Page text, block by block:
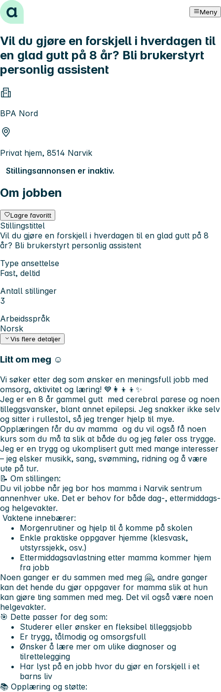
Hopp til innhold Meny
Vil du gjøre en forskjell i hverdagen til
en glad gutt på 8 år? Bli brukerstyrt
personlig assistent
BPA Nord
Privat hjem, 8514 Narvik
Stillingsannonsen er inaktiv.
Om jobben
Lagre favoritt
Stillingstittel
Vil du gjøre en forskjell i hverdagen til en glad gutt på 8
år? Bli brukerstyrt personlig assistent
Type ansettelse
Fast, deltid
Antall stillinger
3
Arbeidsspråk
Norsk
Vis flere detaljer
Litt om meg ☺️
Vi søker etter deg som ønsker en meningsfull jobb med
omsorg, aktivitet og læring! 💙👩‍👦‍👦✨
Jeg er en 8 år gammel gutt med cerebral parese og noen
tilleggsvansker, blant annet epilepsi. Jeg snakker ikke selv
og sitter i rullestol, så jeg trenger hjelp til mye.
Opplæringen får du av mamma og du vil også få noen
kurs som du må ta slik at både du og jeg føler oss trygge.
Jeg er en trygg og ukomplisert gutt med mange interesser
– jeg elsker musikk, sang, svømming, ridning og å være
ute på tur.
📝 Om stillingen:
Du vil jobbe når jeg bor hos mamma i Narvik sentrum
annenhver uke. Det er behov for både dag-, ettermiddags-
og helgevakter.
Vaktene innebærer:
Morgenrutiner og hjelp til å komme på skolen
Enkle praktiske oppgaver hjemme (klesvask,
utstyrssjekk, osv.)
Ettermiddagsavlastning etter mamma kommer hjem
fra jobb
Noen ganger er du sammen med meg 🤗, andre ganger
kan det hende du gjør oppgaver for mamma slik at hun
kan gjøre ting sammen med meg. Det vil også være noen
helgevakter.
🎯 Dette passer for deg som:
Studerer eller ønsker en fleksibel tilleggsjobb
Er trygg, tålmodig og omsorgsfull
Ønsker å lære mer om ulike diagnoser og
tilrettelegging
Har lyst på en jobb hvor du gjør en forskjell i et
barns liv
📚 Opplæring og støtte: